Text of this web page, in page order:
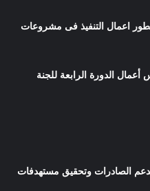
تطور اعمال التنفيذ فى مشروعات
الدورة الرابعة للجنة
الصادرات وتحقيق مستهدفات